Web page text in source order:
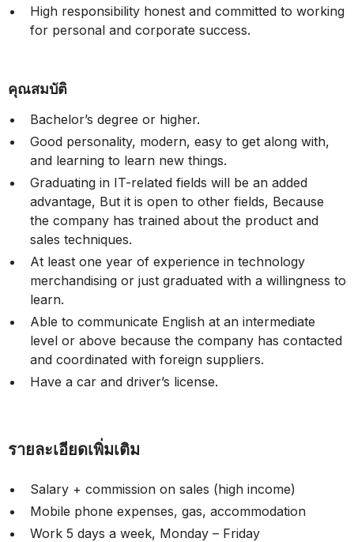
High responsibility honest and committed to working
for personal and corporate success.
คุณสมบัติ
Bachelor’s degree or higher.
Good personality, modern, easy to get along with,
and learning to learn new things.
Graduating in IT-related fields will be an added
advantage, But it is open to other fields, Because
the company has trained about the product and
sales techniques.
At least one year of experience in technology
merchandising or just graduated with a willingness to
learn.
Able to communicate English at an intermediate
level or above because the company has contacted
and coordinated with foreign suppliers.
Have a car and driver’s license.
รายละเอียดเพิ่มเติม
Salary + commission on sales (high income)
Mobile phone expenses, gas, accommodation
Work 5 days a week, Monday – Friday